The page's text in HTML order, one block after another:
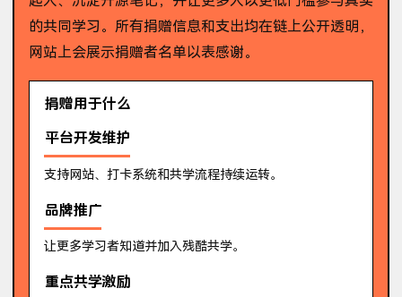
的共同学习。所有捐赠信息和支出均在链上公开透明，
网站上会展示捐赠者名单以表感谢。
捐赠用于什么
平台开发维护
支持网站、打卡系统和共学流程持续运转。
品牌推广
让更多学习者知道并加入残酷共学。
重点共学激励